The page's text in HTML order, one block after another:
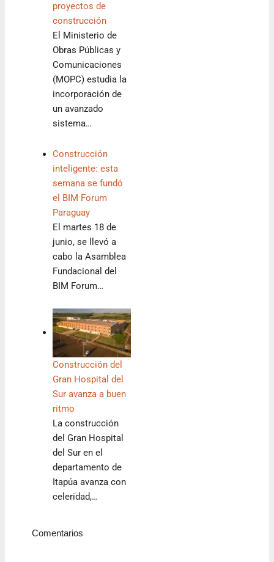
proyectos de
construcción
El Ministerio de
Obras Públicas y
Comunicaciones
(MOPC) estudia la
incorporación de
un avanzado
sistema…
Construcción
inteligente: esta
semana se fundó
el BIM Forum
Paraguay
El martes 18 de
junio, se llevó a
cabo la Asamblea
Fundacional del
BIM Forum…
Construcción del
Gran Hospital del
Sur avanza a buen
ritmo
La construcción
del Gran Hospital
del Sur en el
departamento de
Itapúa avanza con
celeridad,…
Comentarios